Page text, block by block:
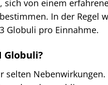
von einem
In der Regel
Globuli pro Einnahme.
Globuli?
Nebenwirkungen.